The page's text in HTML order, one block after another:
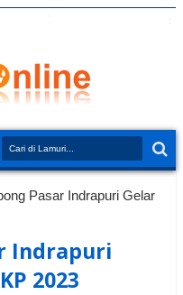
Pasar Indrapuri Gelar
Indrapuri
2023